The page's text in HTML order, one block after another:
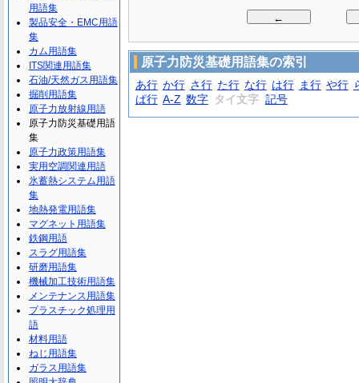
原子力防災基礎用語集の索引
あ行 か行 さ行 た行 な行 は行 ま行 や行
ぱ行 A-Z 数字 タイ文字 記号
用語集
製品安全・EMC用語
集
カム用語集
ITS関連用語集
石油/天然ガス用語集
掘削用語集
原子力放射線用語
原子力防災基礎用語
集
原子力政策用語集
実用空調関連用語
氷蓄熱システム用語
集
地熱発電用語集
マグネット用語集
鉄鋼用語
スラグ用語集
研磨用語集
機械加工技術用語集
メンテナンス用語集
プラスチック処理用
語
材料用語
ねじ用語集
ガラス用語集